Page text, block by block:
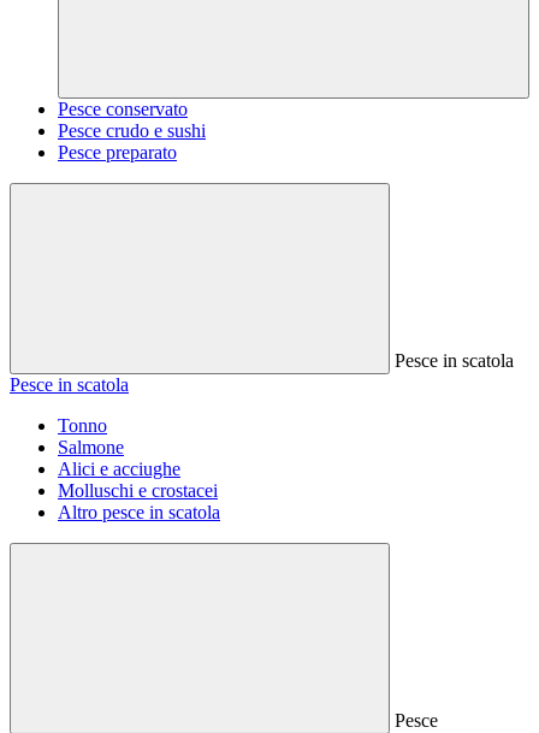
Pesce conservato
Pesce crudo e sushi
Pesce preparato
Pesce in scatola
Pesce in scatola
Tonno
Salmone
Alici e acciughe
Molluschi e crostacei
Altro pesce in scatola
Pesce